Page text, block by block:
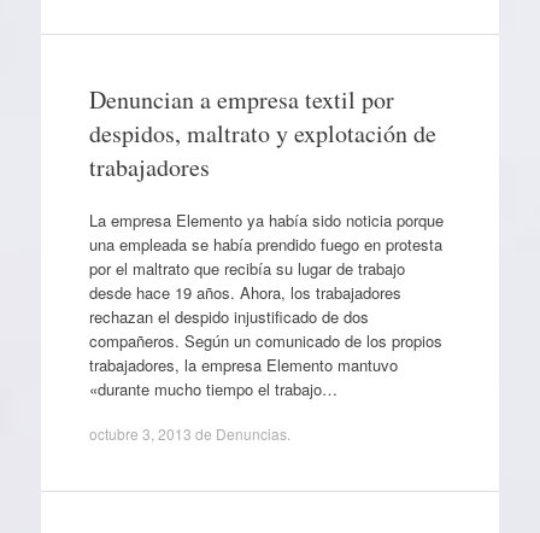
Denuncian a empresa textil por
despidos, maltrato y explotación de
trabajadores
La empresa Elemento ya había sido noticia porque
una empleada se había prendido fuego en protesta
por el maltrato que recibía su lugar de trabajo
desde hace 19 años. Ahora, los trabajadores
rechazan el despido injustificado de dos
compañeros. Según un comunicado de los propios
trabajadores, la empresa Elemento mantuvo
«durante mucho tiempo el trabajo…
octubre 3, 2013 de Denuncias.